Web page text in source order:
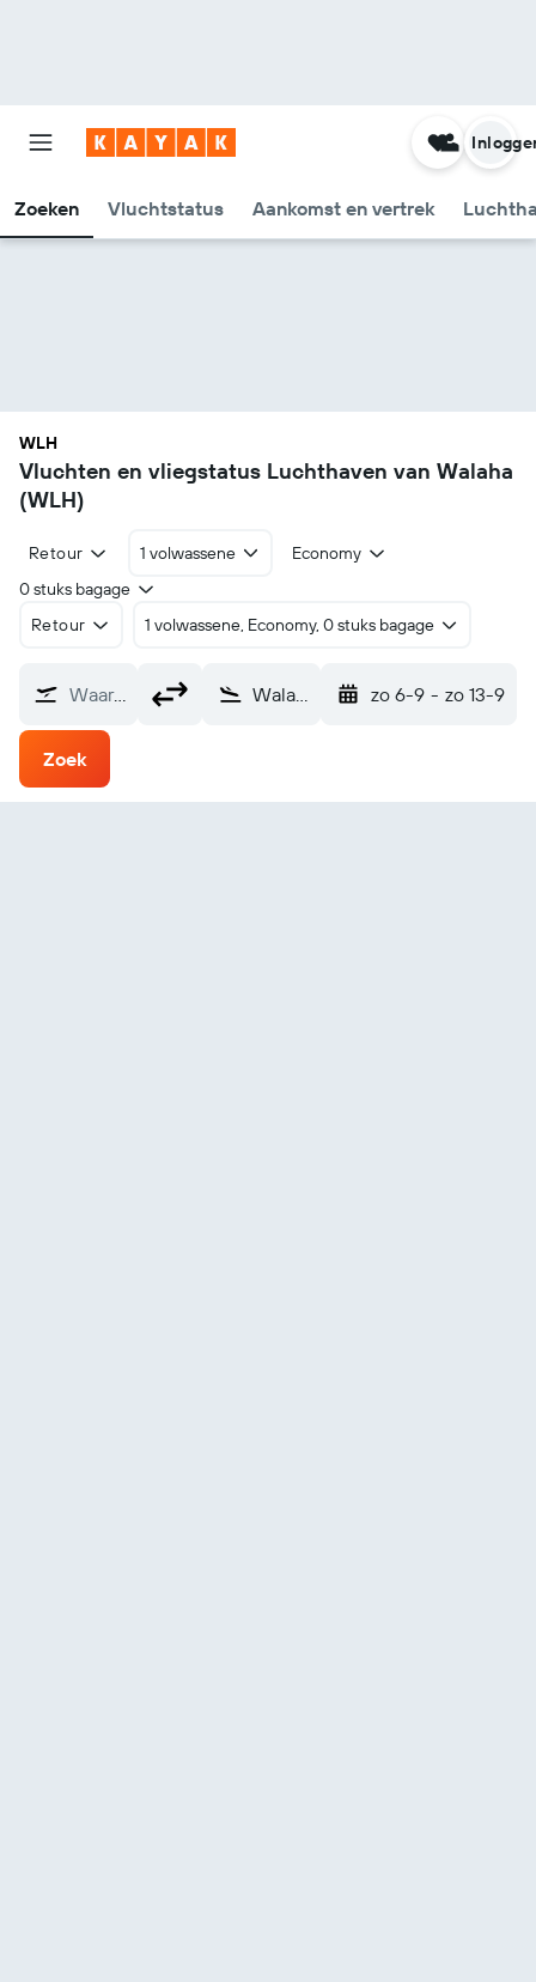
Zoeken Vluchtstatus Aankomst en vertrek
WLH
Vluchten en vliegstatus Luchthaven van Walaha
(WLH)
Retour 1 volwassene
Economy
0 stuks bagage
Retour
1 volwassene, Economy, 0 stuks bagage
Waarvandaan? Walaha (WLH) zo 6-9 - zo 13-9
Zoek